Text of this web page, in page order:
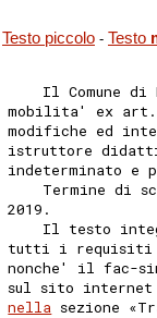
Testo piccolo - Testo
Il Comune di
mobilita' ex art.
modifiche ed
istruttore
indeterminato e
Termine di
2019.
Il testo
tutti i requisiti
nonche' il fac-
sul sito internet
nella sezione